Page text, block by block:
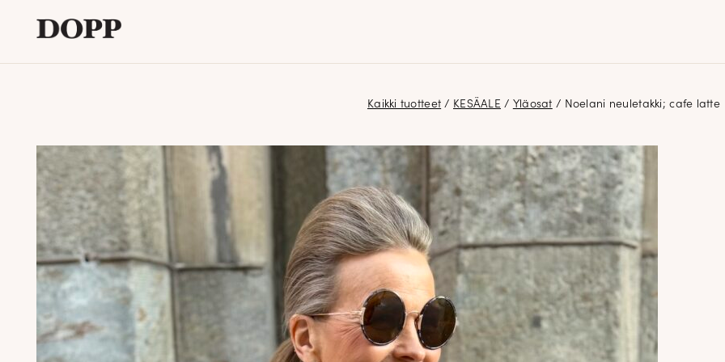
Tyyliblogi
Brändi
Avaa
alavalikko
Yhteystiedot
Kaikki tuotteet / KESÄALE / Yläosat / Noelani neuletakki; cafe latte